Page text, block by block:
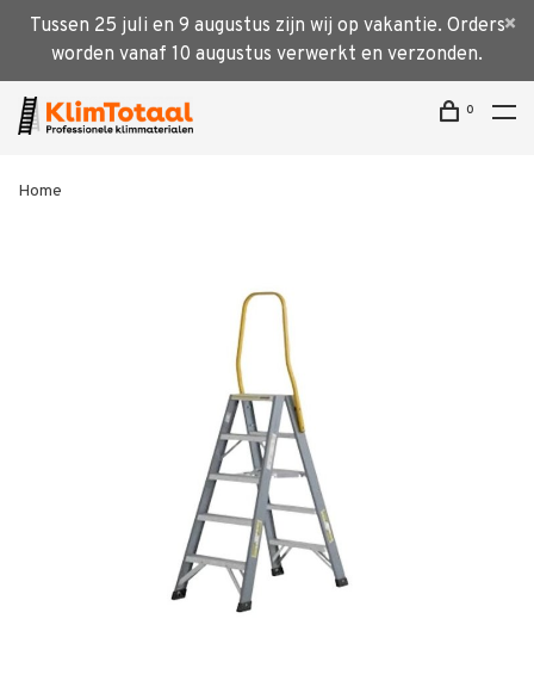
Tussen 25 juli en 9 augustus zijn wij op vakantie. Orders
worden vanaf 10 augustus verwerkt en verzonden.
0
Home